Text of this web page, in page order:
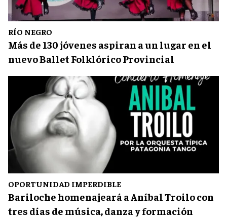
RÍO NEGRO
Más de 130 jóvenes aspiran a un lugar en el
nuevo Ballet Folklórico Provincial
OPORTUNIDAD IMPERDIBLE
Bariloche homenajeará a Aníbal Troilo con
tres días de música, danza y formación